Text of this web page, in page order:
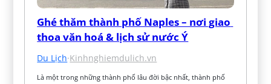
Ghé thăm thành phố Naples – nơi giao
thoa văn hoá & lịch sử nước Ý
Du Lịch·Kinhnghiemdulich.vn
Là một trong những thành phố lâu đời bậc nhất, thành phố